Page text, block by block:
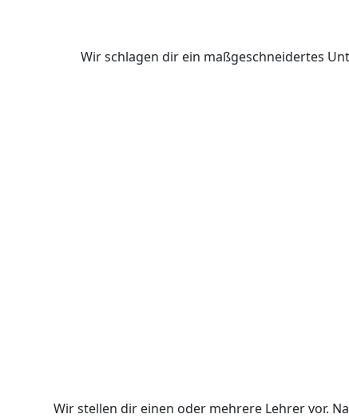
Wir schlagen dir ein maßgeschneidertes
Wir stellen dir einen oder mehrere Lehrer vor.